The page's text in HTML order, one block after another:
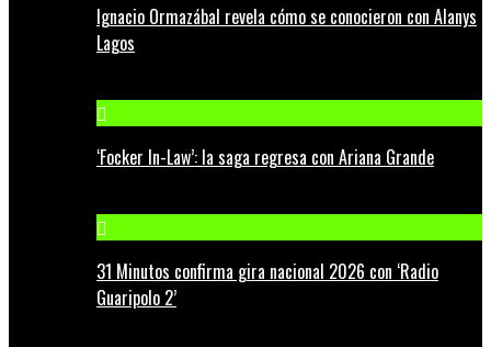
Ignacio Ormazábal revela cómo se conocieron con Alanys
Lagos
‘Focker In-Law’: la saga regresa con Ariana Grande
31 Minutos confirma gira nacional 2026 con ‘Radio
Guaripolo 2’